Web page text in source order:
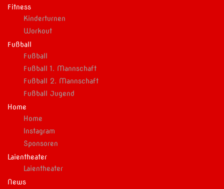
Fitness
Kinderturnen
Workout
Fußball
Fußball
Fußball 1. Mannschaft
Fußball 2. Mannschaft
Fußball Jugend
Home
Home
Instagram
Sponsoren
Laientheater
Laientheater
News